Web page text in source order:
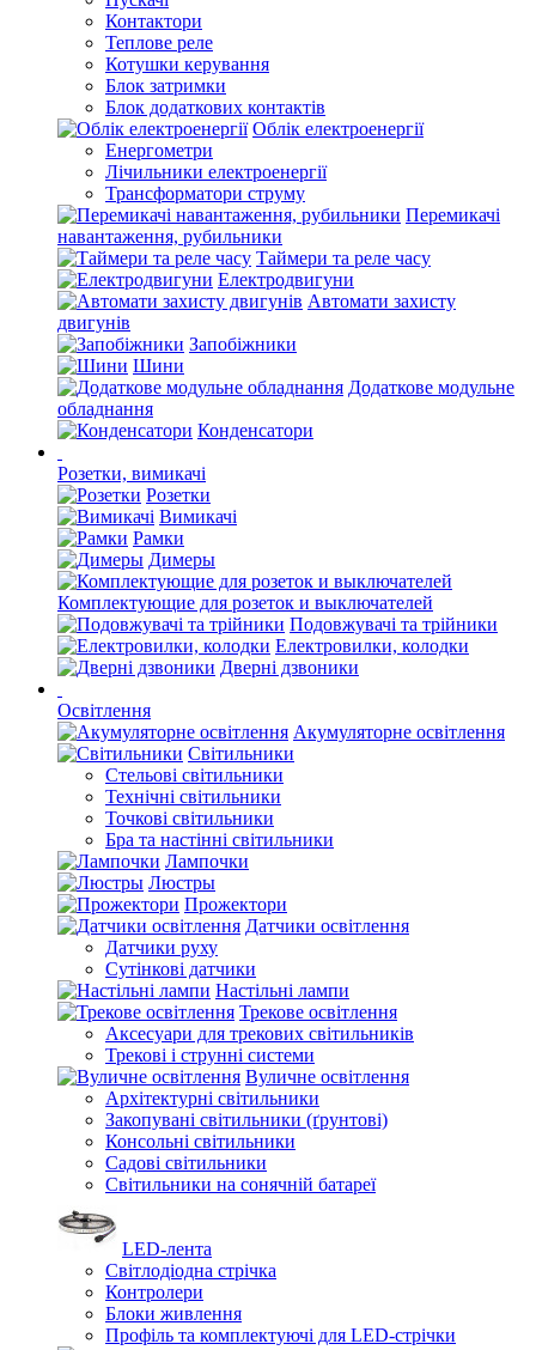
Контактори
Теплове реле
Котушки керування
Блок затримки
Блок додаткових контактів
Облік електроенергії
Енергометри
Лічильники електроенергії
Трансформатори струму
Перемикачі
навантаження, рубильники
Таймери та реле часу
Електродвигуни
Автомати захисту
двигунів
Запобіжники
Шини
Додаткове модульне
обладнання
Конденсатори
Розетки, вимикачі
Розетки
Вимикачі
Рамки
Димеры
Комплектующие для розеток и выключателей
Подовжувачі та трійники
Електровилки, колодки
Дверні дзвоники
Освітлення
Акумуляторне освітлення
Світильники
Стельові світильники
Технічні світильники
Точкові світильники
Бра та настінні світильники
Лампочки
Люстры
Прожектори
Датчики освітлення
Датчики руху
Сутінкові датчики
Настільні лампи
Трекове освітлення
Аксесуари для трекових світильників
Трекові і струнні системи
Вуличне освітлення
Архітектурні світильники
Закопувані світильники (ґрунтові)
Консольні світильники
Садові світильники
Світильники на сонячній батареї
LED-лента
Світлодіодна стрічка
Контролери
Блоки живлення
Профіль та комплектуючі для LED-стрічки